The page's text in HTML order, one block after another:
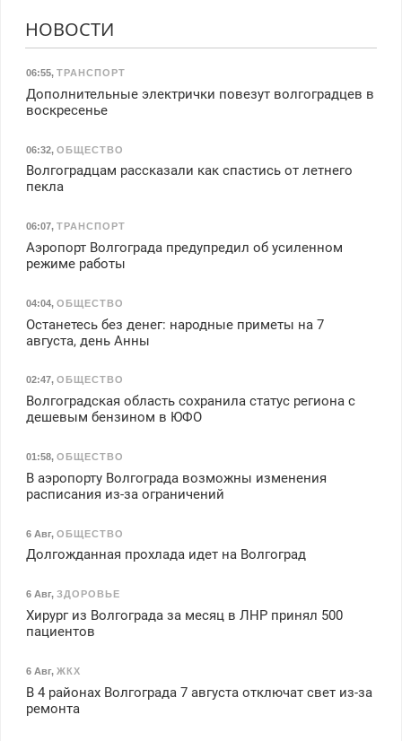
НОВОСТИ
06:55, ТРАНСПОРТ
Дополнительные электрички повезут волгоградцев в
воскресенье
06:32, ОБЩЕСТВО
Волгоградцам рассказали как спастись от летнего
пекла
06:07, ТРАНСПОРТ
Аэропорт Волгограда предупредил об усиленном
режиме работы
04:04, ОБЩЕСТВО
Останетесь без денег: народные приметы на 7
августа, день Анны
02:47, ОБЩЕСТВО
Волгоградская область сохранила статус региона с
дешевым бензином в ЮФО
01:58, ОБЩЕСТВО
В аэропорту Волгограда возможны изменения
расписания из-за ограничений
6 Авг, ОБЩЕСТВО
Долгожданная прохлада идет на Волгоград
6 Авг, ЗДОРОВЬЕ
Хирург из Волгограда за месяц в ЛНР принял 500
пациентов
6 Авг, ЖКХ
В 4 районах Волгограда 7 августа отключат свет из-за
ремонта